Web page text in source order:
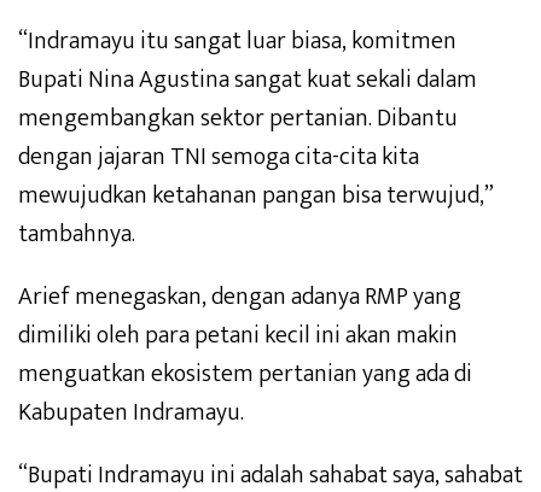
“Indramayu itu sangat luar biasa, komitmen
Bupati Nina Agustina sangat kuat sekali dalam
mengembangkan sektor pertanian. Dibantu
dengan jajaran TNI semoga cita-cita kita
mewujudkan ketahanan pangan bisa terwujud,”
tambahnya.
Arief menegaskan, dengan adanya RMP yang
dimiliki oleh para petani kecil ini akan makin
menguatkan ekosistem pertanian yang ada di
Kabupaten Indramayu.
“Bupati Indramayu ini adalah sahabat saya, sahabat